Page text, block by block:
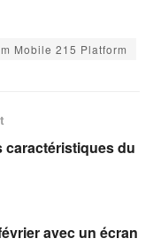
Mobile 215 Platform
caractéristiques du
avec un écran